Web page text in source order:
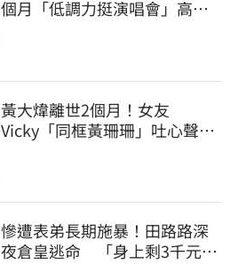
個月「低調力挺演唱會」高顏
黃大煒離世2個月！女友
Vicky「同框黃珊珊」吐心聲
慘遭表弟長期施暴！田路路深
夜倉皇逃命 「身上剩3千元」